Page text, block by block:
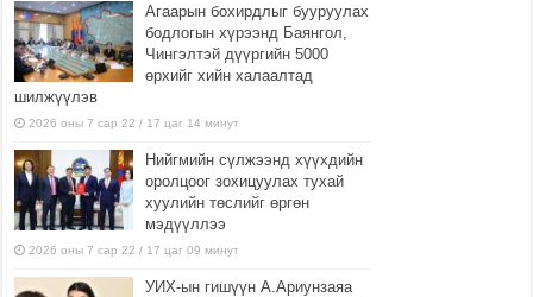
Агаарын бохирдлыг бууруулах
бодлогын хүрээнд Баянгол,
Чингэлтэй дүүргийн 5000
өрхийг хийн халаалтад
шилжүүлэв
2026 оны 7 сар 22 / 17 цаг 14 минут
Нийгмийн сүлжээнд хүүхдийн
оролцоог зохицуулах тухай
хуулийн төслийг өргөн
мэдүүллээ
2026 оны 7 сар 22 / 17 цаг 09 минут
УИХ-ын гишүүн А.Ариунзаяа